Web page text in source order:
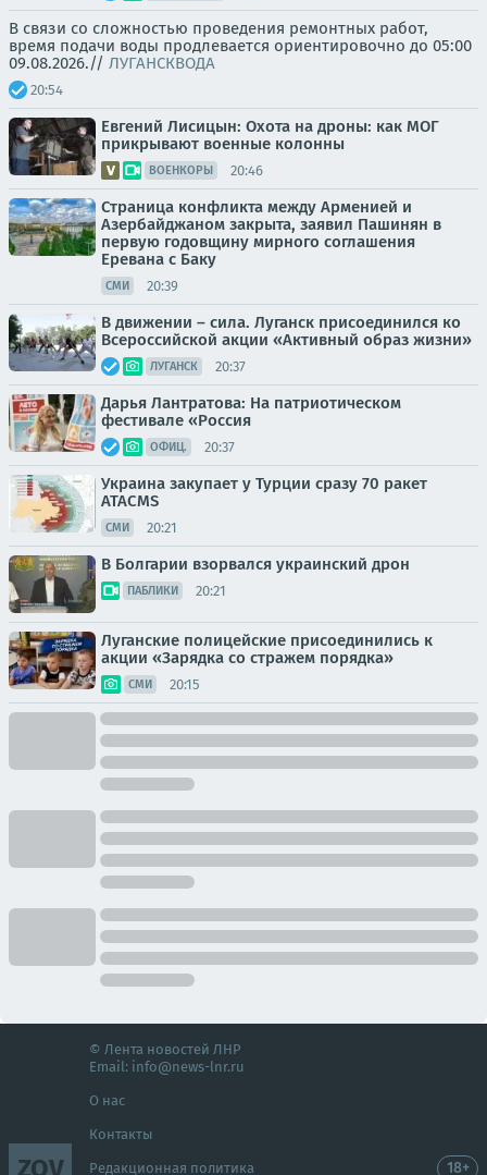
В связи со сложностью проведения ремонтных работ,
время подачи воды продлевается ориентировочно до 05:00
09.08.2026.// ЛУГАНСКВОДА
20:54
Евгений Лисицын: Охота на дроны: как МОГ
прикрывают военные колонны
ВОЕНКОРЫ 20:46
Страница конфликта между Арменией и
Азербайджаном закрыта, заявил Пашинян в
первую годовщину мирного соглашения
Еревана с Баку
СМИ 20:39
В движении – сила. Луганск присоединился ко
Всероссийской акции «Активный образ жизни»
ЛУГАНСК 20:37
Дарья Лантратова: На патриотическом
фестивале «Россия
ОФИЦ. 20:37
Украина закупает у Турции сразу 70 ракет
ATACMS
СМИ 20:21
В Болгарии взорвался украинский дрон
ПАБЛИКИ 20:21
Луганские полицейские присоединились к
акции «Зарядка со стражем порядка»
СМИ 20:15
ZOV
© Лента новостей ЛНР
Email: info@news-lnr.ru
О нас
Контакты
Редакционная политика 18+